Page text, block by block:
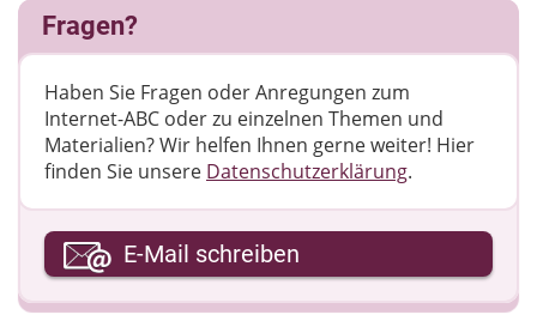
Fragen?
Haben Sie Fragen oder Anregungen zum
Internet-ABC oder zu einzelnen Themen und
Materialien? Wir helfen Ihnen gerne weiter! ​Hier
finden Sie unsere Datenschutzerklärung.
Ihre E-Mail-Adresse
E-Mail schreiben